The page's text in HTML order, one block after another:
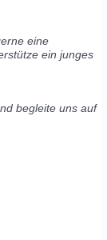
eine
ein junges
begleite uns auf